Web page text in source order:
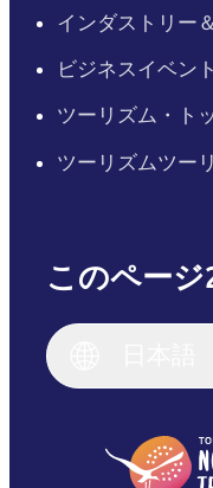
インダストリー
ビジネスイベント
ツーリズム・ト
ツーリズムツー
このページ
English (US)
English
(Singapore)